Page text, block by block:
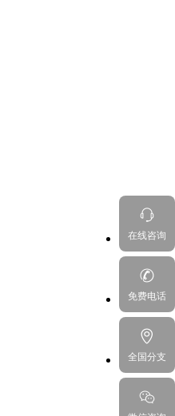
在线咨询
免费电话
全国分支